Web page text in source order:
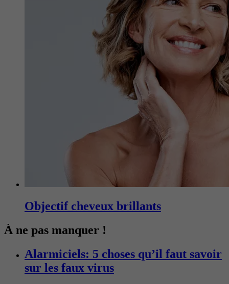
Objectif cheveux brillants
À ne pas manquer !
Alarmiciels: 5 choses qu’il faut savoir
sur les faux virus